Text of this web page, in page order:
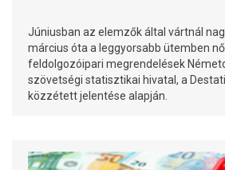
Júniusban az elemzők által vártnál
március óta a leggyorsabb ütemben
feldolgozóipari megrendelések
szövetségi statisztikai hivatal, a
közzétett jelentése alapján.